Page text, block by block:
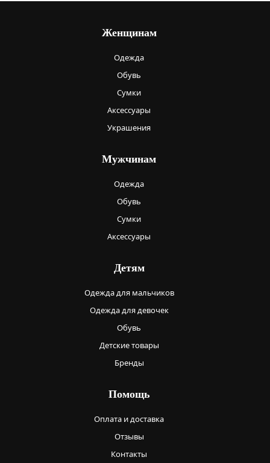
Женщинам
Одежда
Обувь
Сумки
Аксессуары
Украшения
Мужчинам
Одежда
Обувь
Сумки
Аксессуары
Детям
Одежда для мальчиков
Одежда для девочек
Обувь
Детские товары
Бренды
Помощь
Оплата и доставка
Отзывы
Контакты